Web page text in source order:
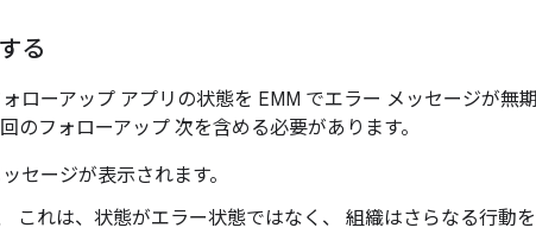
る
ローアップ アプリの状態を EMM でエラー メッセージが無
のフォローアップ 次を含める必要があります。
セージが表示されます。
これは、状態がエラー状態ではなく、 組織はさらなる行動